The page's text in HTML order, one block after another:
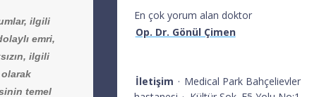
ilgili
emri,
ilgili
olarak
temel
En çok yorum alan doktor
Op. Dr. Gönül Çimen
İletişim · Medical Park Bahçelievler